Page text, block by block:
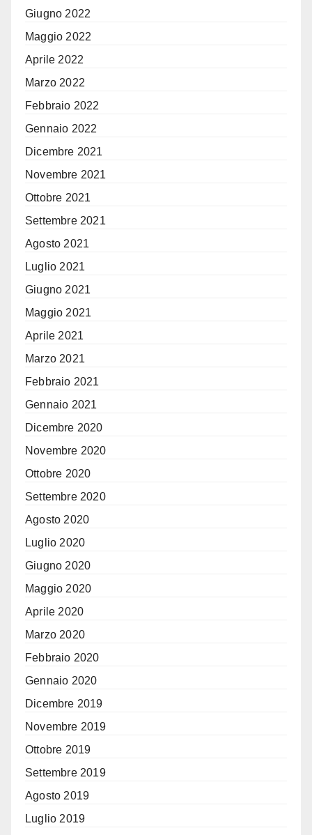
Giugno 2022
Maggio 2022
Aprile 2022
Marzo 2022
Febbraio 2022
Gennaio 2022
Dicembre 2021
Novembre 2021
Ottobre 2021
Settembre 2021
Agosto 2021
Luglio 2021
Giugno 2021
Maggio 2021
Aprile 2021
Marzo 2021
Febbraio 2021
Gennaio 2021
Dicembre 2020
Novembre 2020
Ottobre 2020
Settembre 2020
Agosto 2020
Luglio 2020
Giugno 2020
Maggio 2020
Aprile 2020
Marzo 2020
Febbraio 2020
Gennaio 2020
Dicembre 2019
Novembre 2019
Ottobre 2019
Settembre 2019
Agosto 2019
Luglio 2019